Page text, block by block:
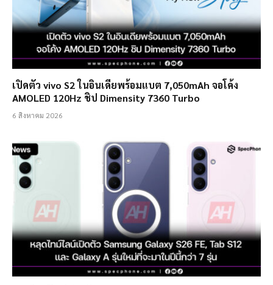
เปิดตัว vivo S2 ในอินเดียพร้อมแบต 7,050mAh จอโค้ง
AMOLED 120Hz ชิป Dimensity 7360 Turbo
6 สิงหาคม 2026